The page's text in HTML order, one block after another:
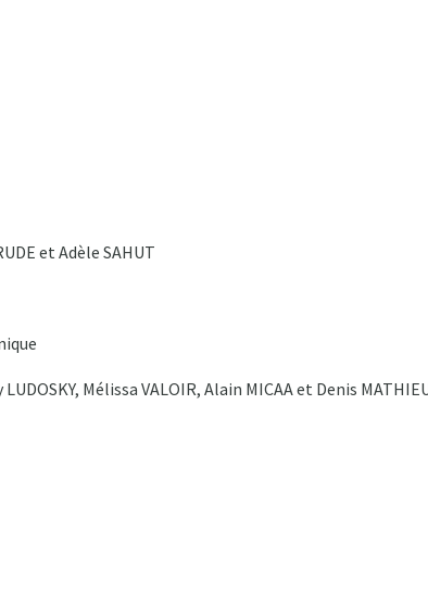
et Adèle SAHUT
Mélissa VALOIR, Alain MICAA et Denis